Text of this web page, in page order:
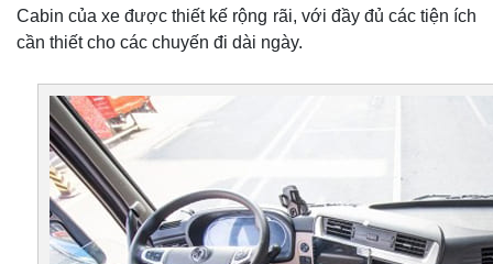
Cabin của xe được thiết kế rộng rãi, với đầy đủ các tiện ích
cần thiết cho các chuyến đi dài ngày.